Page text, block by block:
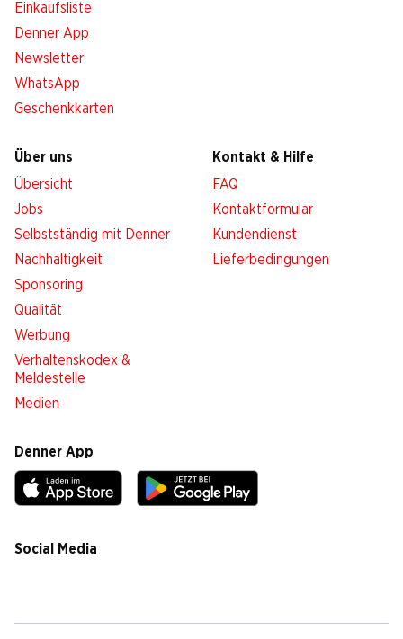
Einkaufsliste
Denner App
Newsletter
WhatsApp
Geschenkkarten
Über uns
Übersicht
Jobs
Selbstständig mit Denner
Nachhaltigkeit
Sponsoring
Qualität
Werbung
Verhaltenskodex &
Meldestelle
Medien
Kontakt & Hilfe
FAQ
Kontaktformular
Kundendienst
Lieferbedingungen
Denner App
Social Media